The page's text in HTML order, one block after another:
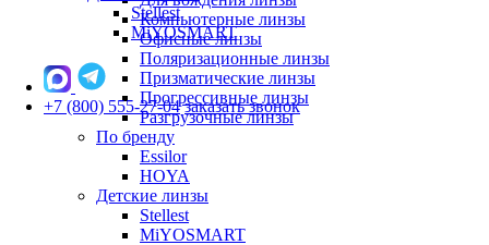
Компьютерные линзы
Офисные линзы
Поляризационные линзы
Призматические линзы
Прогрессивные линзы
Разгрузочные линзы
По бренду
Essilor
HOYA
Детские линзы
Stellest
MiYOSMART
Stellest
MiYOSMART
+7 (800) 555-27-04 заказать звонок